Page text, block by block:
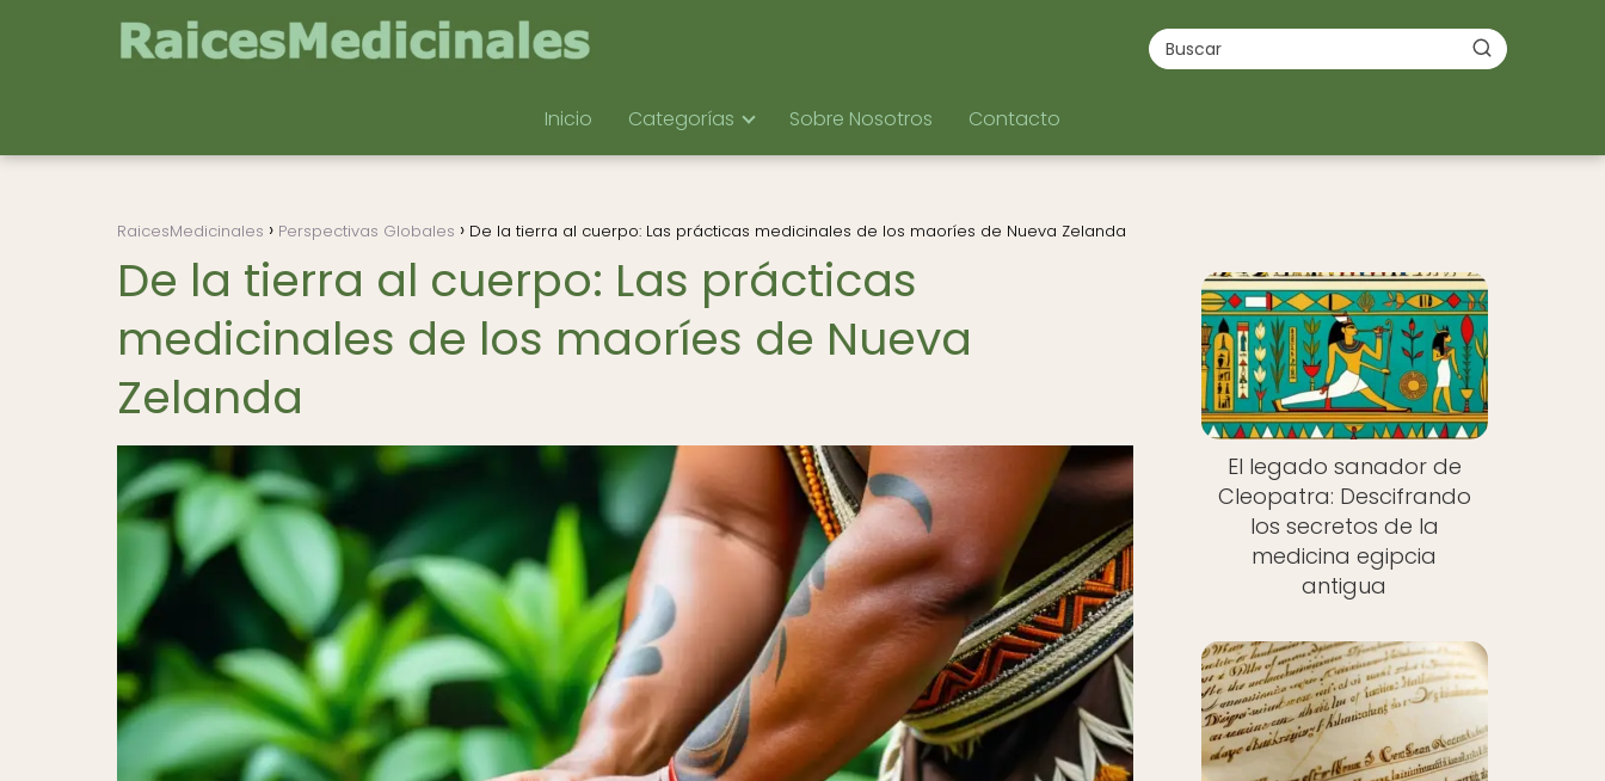
Inicio Categorías Sobre Nosotros Contacto
RaicesMedicinales Perspectivas Globales De la tierra al cuerpo: Las prácticas medicinales de los maoríes de Nueva Zelanda
De la tierra al cuerpo: Las prácticas
medicinales de los maoríes de Nueva
Zelanda
El legado sanador de
Cleopatra: Descifrando
los secretos de la
medicina egipcia
antigua